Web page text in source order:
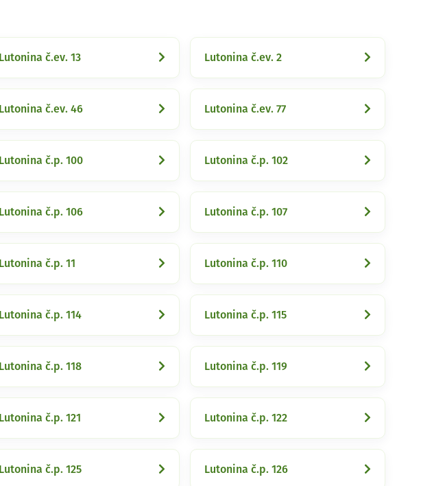
Lutonina č.ev. 13 Lutonina č.ev. 2
Lutonina č.ev. 46 Lutonina č.ev. 77
Lutonina č.p. 100 Lutonina č.p. 102
Lutonina č.p. 106 Lutonina č.p. 107
Lutonina č.p. 11 Lutonina č.p. 110
Lutonina č.p. 114 Lutonina č.p. 115
Lutonina č.p. 118 Lutonina č.p. 119
Lutonina č.p. 121 Lutonina č.p. 122
Lutonina č.p. 125 Lutonina č.p. 126